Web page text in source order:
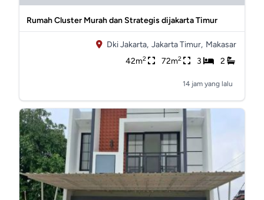
Rumah Cluster Murah dan Strategis dijakarta Timur
Dki Jakarta, Jakarta Timur, Makasar
42m2 72m2 3 2
14 jam yang lalu